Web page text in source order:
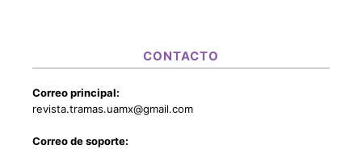
CONTACTO
Correo principal:
revista.tramas.uamx@gmail.com
Correo de soporte: